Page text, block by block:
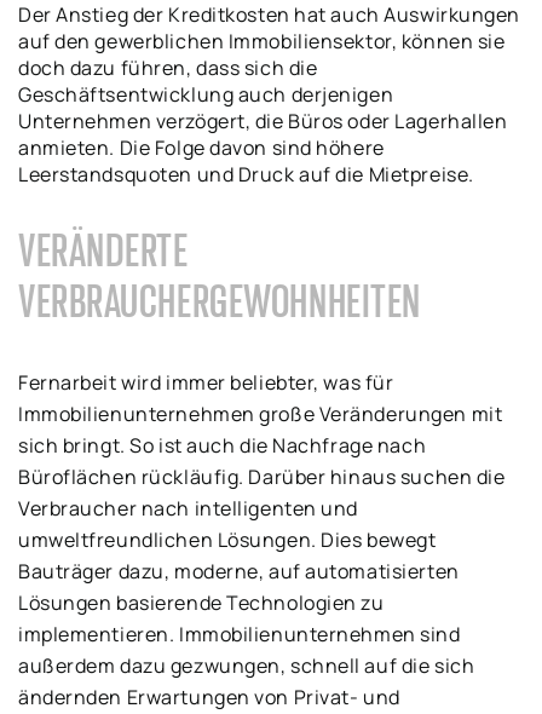
Der Anstieg der Kreditkosten hat auch Auswirkungen
auf den gewerblichen Immobiliensektor, können sie
doch dazu führen, dass sich die
Geschäftsentwicklung auch derjenigen
Unternehmen verzögert, die Büros oder Lagerhallen
anmieten. Die Folge davon sind höhere
Leerstandsquoten und Druck auf die Mietpreise.
VERÄNDERTE
VERBRAUCHERGEWOHNHEITEN
Fernarbeit wird immer beliebter, was für
Immobilienunternehmen große Veränderungen mit
sich bringt. So ist auch die Nachfrage nach
Büroflächen rückläufig. Darüber hinaus suchen die
Verbraucher nach intelligenten und
umweltfreundlichen Lösungen. Dies bewegt
Bauträger dazu, moderne, auf automatisierten
Lösungen basierende Technologien zu
implementieren. Immobilienunternehmen sind
außerdem dazu gezwungen, schnell auf die sich
ändernden Erwartungen von Privat- und